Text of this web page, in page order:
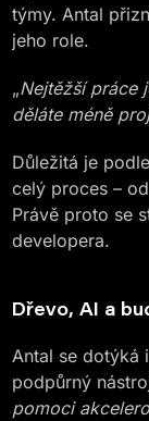
týmy. Antal
jeho role.
„Nejtěžší práce
děláte méně
Důležitá je
celý proces –
Právě proto se
developera.
Dřevo, AI a
Antal se dotýká
podpůrný
pomoci